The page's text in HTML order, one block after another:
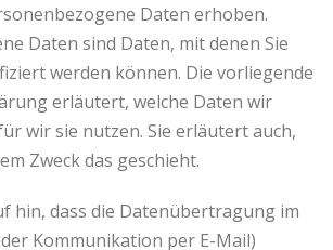
Daten erhoben.
Daten sind Daten, mit denen Sie
werden können. Die vorliegende
erläutert, welche Daten wir
wir sie nutzen. Sie erläutert auch,
Zweck das geschieht.
hin, dass die Datenübertragung im
Kommunikation per E-Mail)